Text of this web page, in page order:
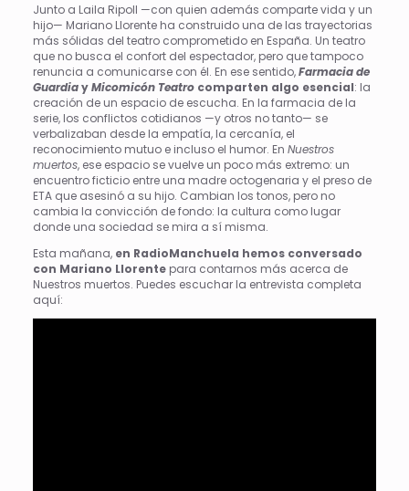
Junto a Laila Ripoll —con quien además comparte vida y un
hijo— Mariano Llorente ha construido una de las trayectorias
más sólidas del teatro comprometido en España. Un teatro
que no busca el confort del espectador, pero que tampoco
renuncia a comunicarse con él. En ese sentido,Farmacia de
GuardiayMicomicón Teatro comparten algo esencial: la
creación de un espacio de escucha. En la farmacia de la
serie, los conflictos cotidianos —y otros no tanto— se
verbalizaban desde la empatía, la cercanía, el
reconocimiento mutuo e incluso el humor. En Nuestros
muertos, ese espacio se vuelve un poco más extremo: un
encuentro ficticio entre una madre octogenaria y el preso de
ETA que asesinó a su hijo. Cambian los tonos, pero no
cambia la convicción de fondo: la cultura como lugar
donde una sociedad se mira a sí misma.
Esta mañana, en RadioManchuela hemos conversado
con Mariano Llorente para contarnos más acerca de
Nuestros muertos. Puedes escuchar la entrevista completa
aquí: